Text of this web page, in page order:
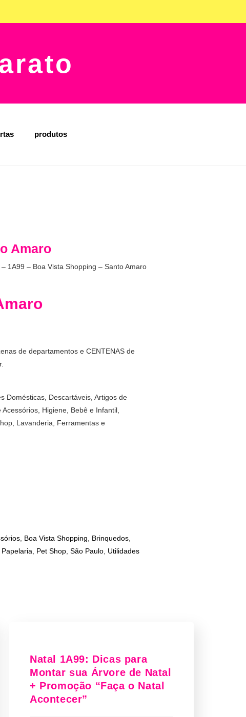
produtos
Amaro
– 1A99 – Boa Vista Shopping – Santo Amaro
de departamentos e CENTENAS de
Domésticas, Descartáveis, Artigos de
Higiene, Bebê e Infantil,
Lavanderia, Ferramentas e
, Boa Vista Shopping Brinquedos,
Papelaria Pet Shop, São Paulo, Utilidades
Natal 1A99: Dicas para
Montar sua Árvore de Natal
+ Promoção “Faça o Natal
Acontecer”